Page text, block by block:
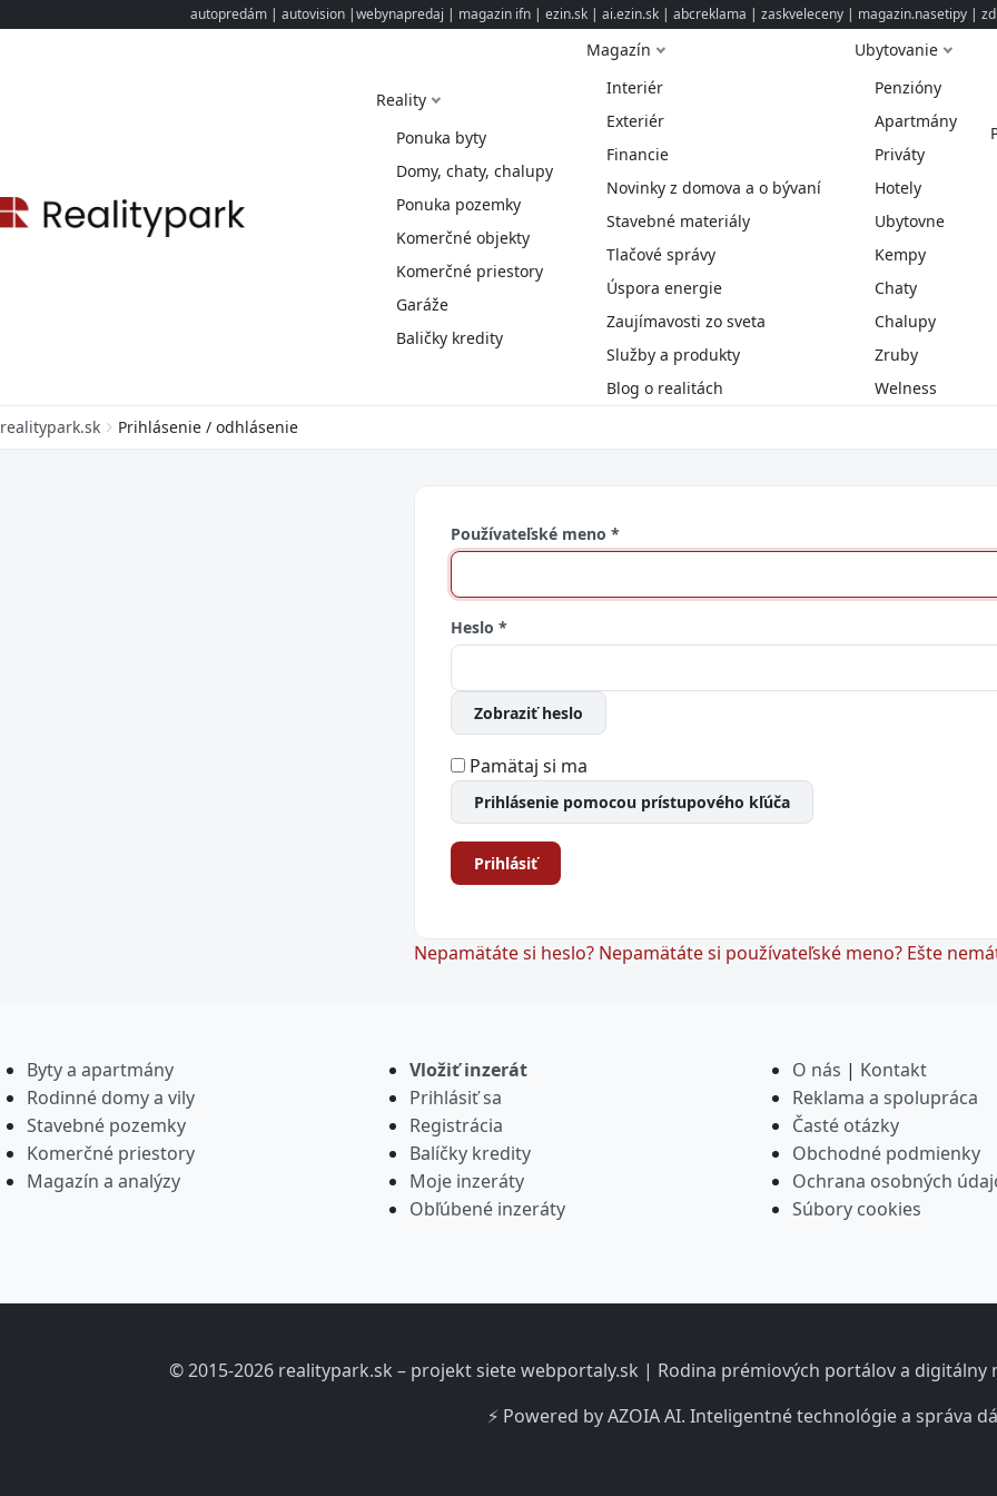
autopredám | autovision |webynapredaj | magazin ifn | ezin.sk | ai.ezin.sk | abcreklama | zaskveleceny | magazin.nasetipy |
Reality
Ponuka byty
Domy, chaty, chalupy
Ponuka pozemky
Komerčné objekty
Komerčné priestory
Garáže
Baličky kredity
Magazín
Interiér
Exteriér
Financie
Novinky z domova a o bývaní
Stavebné materiály
Tlačové správy
Úspora energie
Zaujímavosti zo sveta
Služby a produkty
Blog o realitách
Ubytovanie
Penzióny
Apartmány
Priváty
Hotely
Ubytovne
Kempy
Chaty
Chalupy
Zruby
Welness
realitypark.sk Prihlásenie / odhlásenie
Používateľské meno *
Heslo *
Zobraziť heslo
Pamätaj si ma
Prihlásenie pomocou prístupového kľúča
Prihlásiť
Nepamätáte si heslo? Nepamätáte si používateľské meno? Ešte
Byty a apartmány
Rodinné domy a vily
Stavebné pozemky
Komerčné priestory
Magazín a analýzy
Vložiť inzerát
Prihlásiť sa
Registrácia
Balíčky kredity
Moje inzeráty
Obľúbené inzeráty
O nás | Kontakt
Reklama a spolupráca
Časté otázky
Obchodné podmienky
Ochrana osobných
Súbory cookies
© 2015-2026 realitypark.sk – projekt siete webportaly.sk | Rodina prémiových portálov a digitálny
⚡ Powered by AZOIA AI. Inteligentné technológie a správa